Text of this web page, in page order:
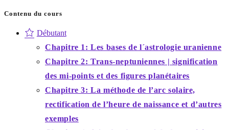
Contenu du cours
Débutant
Chapitre 1: Les bases de l´astrologie uranienne
Chapitre 2: Trans-neptuniennes | signification
des mi-points et des figures planétaires
Chapitre 3: La méthode de l’arc solaire,
rectification de l’heure de naissance et d’autres
exemples